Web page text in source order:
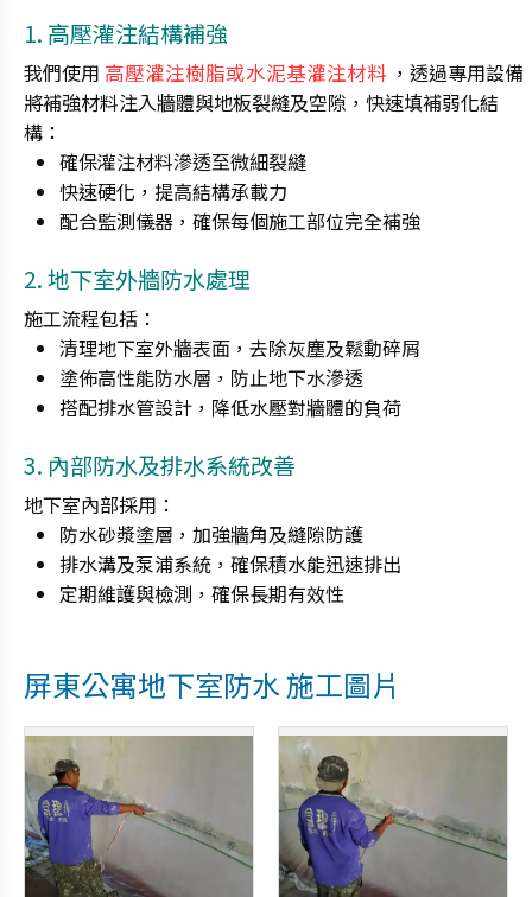
1. 高壓灌注結構補強
我們使用 高壓灌注樹脂或水泥基灌注材料 ，透過專用設備
將補強材料注入牆體與地板裂縫及空隙，快速填補弱化結
構：
確保灌注材料滲透至微細裂縫
快速硬化，提高結構承載力
配合監測儀器，確保每個施工部位完全補強
2. 地下室外牆防水處理
施工流程包括：
清理地下室外牆表面，去除灰塵及鬆動碎屑
塗佈高性能防水層，防止地下水滲透
搭配排水管設計，降低水壓對牆體的負荷
3. 內部防水及排水系統改善
地下室內部採用：
防水砂漿塗層，加強牆角及縫隙防護
排水溝及泵浦系統，確保積水能迅速排出
定期維護與檢測，確保長期有效性
屏東公寓地下室防水 施工圖片